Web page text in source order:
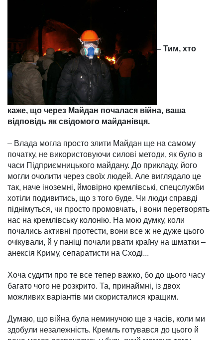
– Тим, хто
каже, що через Майдан почалася війна, ва­ша
відповідь як свідомого майданівця.
– Влада могла просто злити Майдан ще на самому
початку, не використовуючи силові методи, як було в
часи Під­приєм­ницького майдану. До прикладу, його
могли очолити через своїх людей. Але вигля­дало це
так, наче іноземні, ймовірно кремлівські, спец­служ­би
хотіли подивитись, що з того буде. Чи люди справді
піднімуться, чи просто промов­чать, і вони перетворять
нас на кремлівську колонію. На мою думку, коли
почались активні протести, вони все ж не дуже цього
очікували, й у паніці почали рвати країну на шматки –
анексія Криму, сепаратисти на Сході...
Хоча судити про те все тепер важ­ко, бо до цього часу
багато чого не розкрито. Та, при­найм­ні, із двох
можливих варіантів ми скористалися кращим.
Думаю, що війна була не­мину­чою ще з часів, коли ми
здобули незалежність. Кремль готувався до цього й